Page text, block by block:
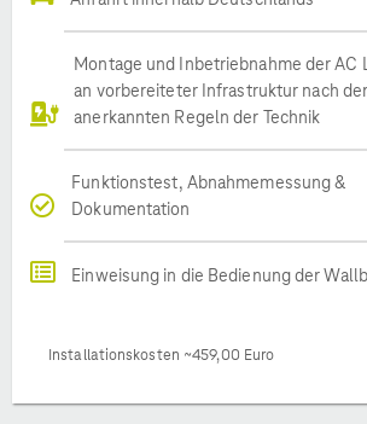
Montage und Inbetriebnahme der AC
an vorbereiteter Infrastruktur nach
anerkannten Regeln der Technik
Funktionstest, Abnahmemessung &
Dokumentation
Einweisung in die Bedienung der
Installationskosten ~459,00 Euro